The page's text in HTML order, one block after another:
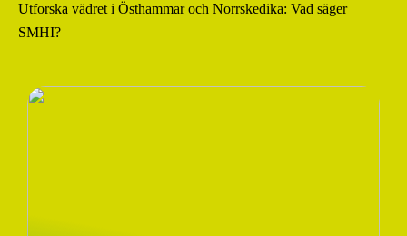
Utforska vädret i Östhammar och Norrskedika: Vad säger
SMHI?